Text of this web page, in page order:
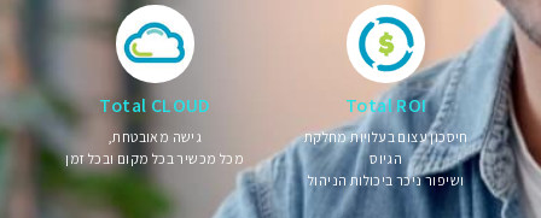
Total ROI
חיסכון עצום בעלויות מחלקת
הגיוס
ושיפור ניכר ביכולות הניהול
Total CLOUD
גישה מאובטחת,
מכל מכשיר בכל מקום ובכל זמן